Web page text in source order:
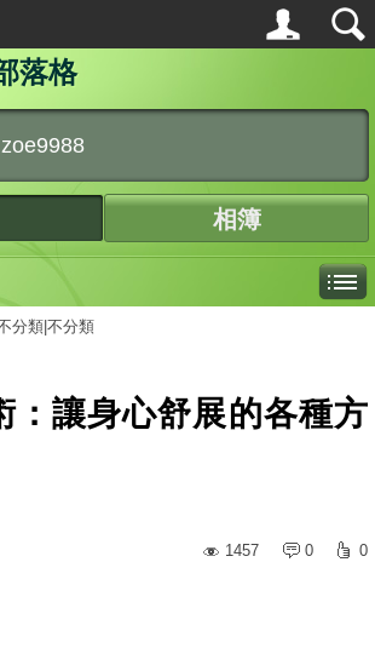
落格
相簿
分類|不分類
：讓身心舒展的各種方
1457
0 0